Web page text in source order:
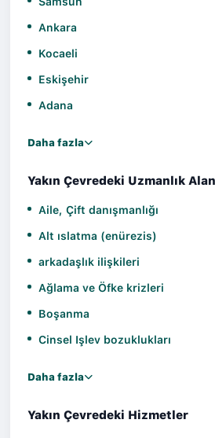
Ankara
Kocaeli
Eskişehir
Adana
Daha fazla
Yakın Çevredeki Uzmanlık
Aile, Çift danışmanlığı
Alt ıslatma (enürezis)
arkadaşlık ilişkileri
Ağlama ve Öfke krizleri
Boşanma
Cinsel Işlev bozuklukları
Daha fazla
Yakın Çevredeki Hizmetler